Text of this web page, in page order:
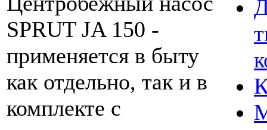
SPRUT JA 150 -
применяется в быту
как отдельно, так и в
комплекте с